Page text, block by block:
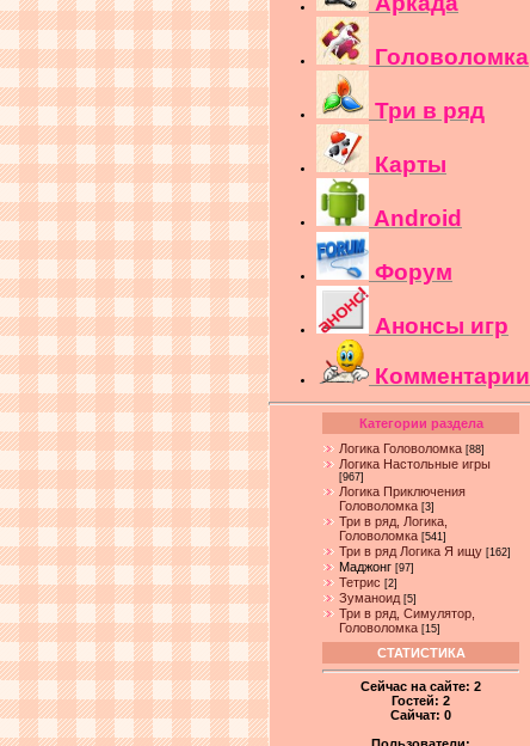
Головоломка
Три в ряд
Карты
Android
Форум
Анонсы игр
Комментарии
Категории раздела
Логика Головоломка [88]
Логика Настольные игры
[967]
Логика Приключения
Головоломка [3]
Три в ряд, Логика,
Головоломка [541]
Три в ряд Логика Я ищу [162]
Маджонг [97]
Тетрис [2]
Зуманоид [5]
Три в ряд, Симулятор,
Головоломка [15]
СТАТИСТИКА
Сейчас на сайте: 2
Гостей: 2
Сайчат: 0